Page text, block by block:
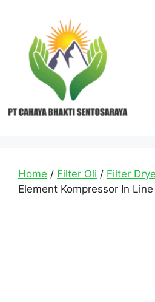
Home / Filter Oli / Filter
Element Kompressor In